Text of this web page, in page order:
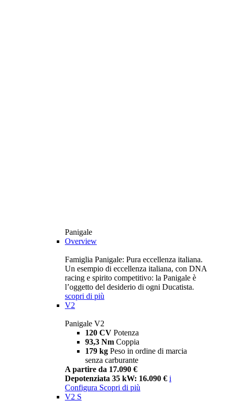
Panigale
Overview
Famiglia Panigale: Pura eccellenza italiana.
Un esempio di eccellenza italiana, con DNA
racing e spirito competitivo: la Panigale è
l’oggetto del desiderio di ogni Ducatista.
scopri di più
V2
Panigale V2
120 CV Potenza
93,3 Nm Coppia
179 kg Peso in ordine di marcia
senza carburante
A partire da 17.090 €
Depotenziata 35 kW: 16.090 € i
Configura Scopri di più
V2 S